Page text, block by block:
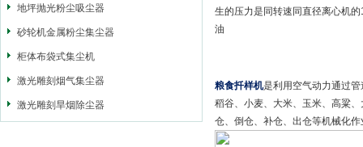
地坪抛光粉尘吸尘器
砂轮机金属粉尘集尘器
柜体布袋式集尘机
激光雕刻烟气集尘器
激光雕刻旱烟除尘器
生的压力是同转速同直径离心机
油
粮食扦样机是利用空气动力通过
稻谷、小麦、大米、玉米、高粱
仓、倒仓、补仓、出仓等机械化